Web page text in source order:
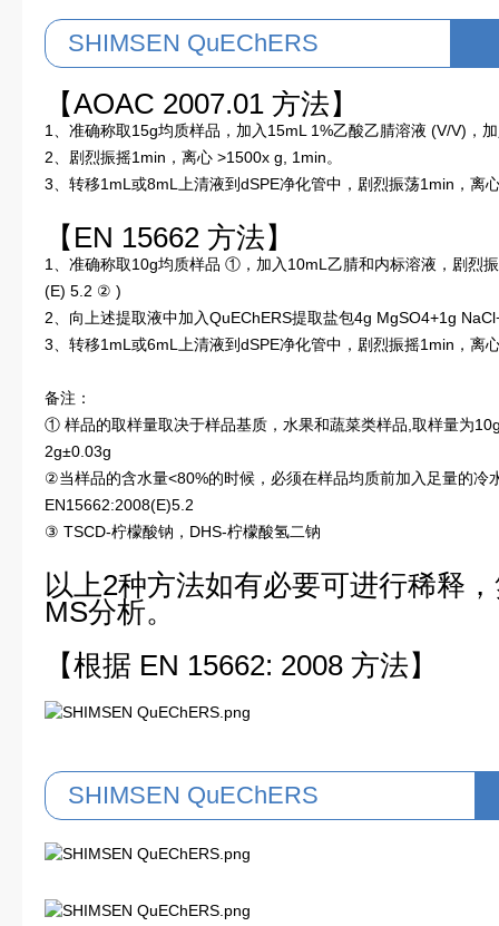
SHIMSEN QuEChERS
【AOAC 2007.01 方法】
1、准确称取15g均质样品，加入15mL 1%乙酸乙腈溶液 (V/V)，
2、剧烈振摇1min，离心 >1500x g, 1min。
3、转移1mL或8mL上清液到dSPE净化管中，剧烈振荡1min，离
【EN 15662 方法】
1、准确称取10g均质样品 ①，加入10mL乙腈和内标溶液，剧烈
(E) 5.2 ② )
2、向上述提取液中加入QuEChERS提取盐包4g MgSO4+1g
3、转移1mL或6mL上清液到dSPE净化管中，剧烈振摇1min，离
备注：
① 样品的取样量取决于样品基质，水果和蔬菜类样品,取样量为
2g±0.03g
②当样品的含水量<80%的时候，必须在样品均质前加入足量的
EN15662:2008(E)5.2
③ TSCD-柠檬酸钠，DHS-柠檬酸氢二钠
以上2种方法如有必要可进行稀释
MS分析。
【根据 EN 15662: 2008 方法】
SHIMSEN QuEChERS